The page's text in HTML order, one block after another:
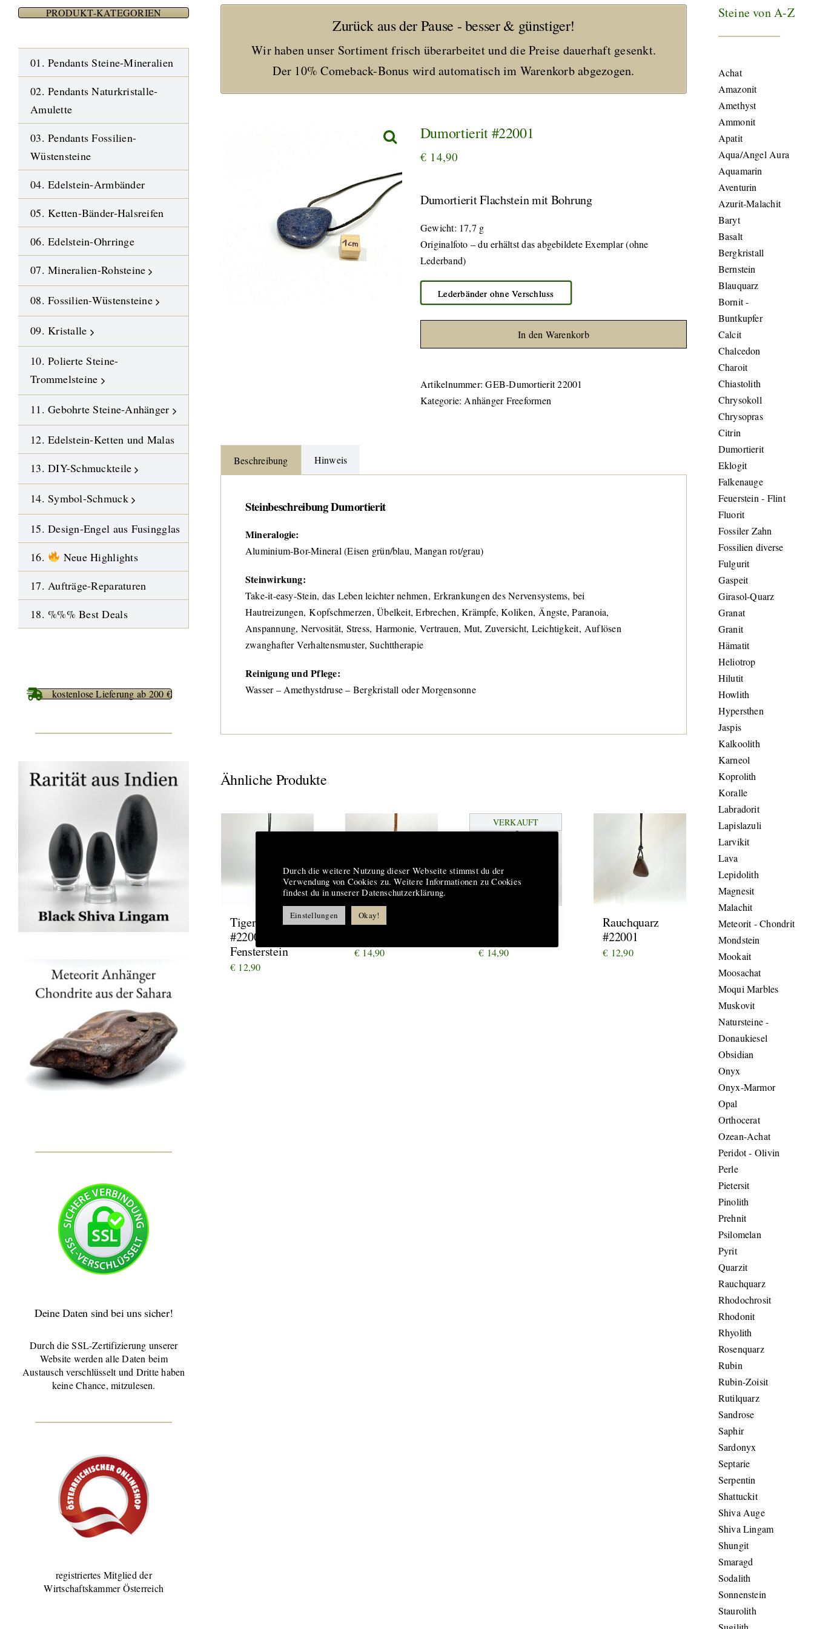
Zurück aus der Pause - besser & günstiger!
Wir haben unser Sortiment frisch überarbeitet und die Preise dauerhaft gesenkt.
Der 10% Comeback-Bonus wird automatisch im Warenkorb abgezogen.
Dumortierit #22001
€ 14,90
Dumortierit Flachstein mit Bohrung
Gewicht: 17,7 g
Originalfoto – du erhältst das abgebildete Exemplar (ohne
Lederband)
Lederbänder ohne Verschluss
In den Warenkorb
Artikelnummer:GEB-Dumortierit 22001
Kategorie: Anhänger Freeformen
Beschreibung Hinweis
Steinbeschreibung Dumortierit
Mineralogie:
Aluminium-Bor-Mineral (Eisen grün/blau, Mangan rot/grau)
Steinwirkung:
Take-it-easy-Stein, das Leben leichter nehmen, Erkrankungen des Nervensystems, bei
Hautreizungen, Kopfschmerzen, Übelkeit, Erbrechen, Krämpfe, Koliken, Ängste, Paranoia,
Anspannung, Nervosität, Stress, Harmonie, Vertrauen, Mut, Zuversicht, Leichtigkeit, Auflösen
zwanghafter Verhaltensmuster, Suchttherapie
Reinigung und Pflege:
Wasser – Amethystdruse – Bergkristall oder Morgensonne
Ähnliche Produkte
Tigerauge
#22002
Fensterstein
€ 12,90
Mondstein
€ 14,90
VERKAUFT
€ 14,90
Rauchquarz
#22001
€ 12,90
PRODUKT-KATEGORIEN
01. Pendants Steine-Mineralien
02. Pendants Naturkristalle-
Amulette
03. Pendants Fossilien-
Wüstensteine
04. Edelstein-Armbänder
05. Ketten-Bänder-Halsreifen
06. Edelstein-Ohrringe
07. Mineralien-Rohsteine
08. Fossilien-Wüstensteine
09. Kristalle
10. Polierte Steine-
Trommelsteine
11. Gebohrte Steine-Anhänger
12. Edelstein-Ketten und Malas
13. DIY-Schmuckteile
14. Symbol-Schmuck
15. Design-Engel aus Fusingglas
16.
Neue Highlights
17. Aufträge-Reparaturen
18. %%% Best Deals
kostenlose Lieferung ab 200 €
Deine Daten sind bei uns sicher!
Durch die SSL-Zertifizierung unserer
Website werden alle Daten beim
Austausch verschlüsselt und Dritte haben
keine Chance, mitzulesen.
registriertes Mitglied der
Wirtschaftskammer Österreich
Steine von A-Z
Achat
Amazonit
Amethyst
Ammonit
Apatit
Aqua/Angel Aura
Aquamarin
Aventurin
Azurit-Malachit
Baryt
Basalt
Bergkristall
Bernstein
Blauquarz
Bornit -
Buntkupfer
Calcit
Chalcedon
Charoit
Chiastolith
Chrysokoll
Chrysopras
Citrin
Dumortierit
Eklogit
Falkenauge
Feuerstein - Flint
Fluorit
Fossiler Zahn
Fossilien diverse
Fulgurit
Gaspeit
Girasol-Quarz
Granat
Granit
Hämatit
Heliotrop
Hilutit
Howlith
Hypersthen
Jaspis
Kalkoolith
Karneol
Koprolith
Koralle
Labradorit
Lapislazuli
Larvikit
Lava
Lepidolith
Magnesit
Malachit
Meteorit - Chondrit
Mondstein
Mookait
Moosachat
Moqui Marbles
Muskovit
Natursteine -
Donaukiesel
Obsidian
Onyx
Onyx-Marmor
Opal
Orthocerat
Ozean-Achat
Peridot - Olivin
Perle
Pietersit
Pinolith
Prehnit
Psilomelan
Pyrit
Quarzit
Rauchquarz
Rhodochrosit
Rhodonit
Rhyolith
Rosenquarz
Rubin
Rubin-Zoisit
Rutilquarz
Sandrose
Saphir
Sardonyx
Septarie
Serpentin
Shattuckit
Shiva Auge
Shiva Lingam
Shungit
Smaragd
Sodalith
Sonnenstein
Staurolith
Durch die weitere Nutzung dieser Webseite stimmst du der
Verwendung von Cookies zu. Weitere Informationen zu Cookies
findest du in unserer Datenschutzerklärung.
Einstellungen Okay!